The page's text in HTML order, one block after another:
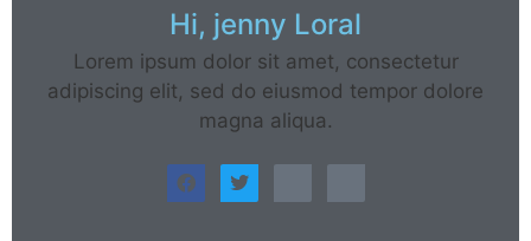
Hi, jenny Loral
Lorem ipsum dolor sit amet, consectetur
adipiscing elit, sed do eiusmod tempor dolore
magna aliqua.